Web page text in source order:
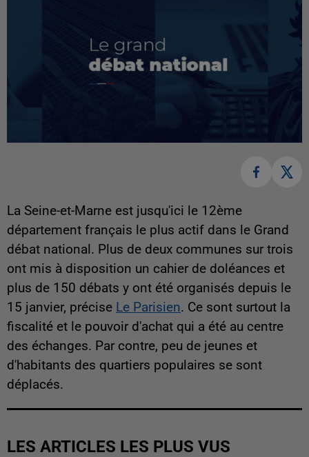
La Seine-et-Marne est jusqu'ici le 12ème
département français le plus actif dans le Grand
débat national. Plus de deux communes sur trois
ont mis à disposition un cahier de doléances et
plus de 150 débats y ont été organisés depuis le
15 janvier, précise Le Parisien. Ce sont surtout la
fiscalité et le pouvoir d'achat qui a été au centre
des échanges. Par contre, peu de jeunes et
d'habitants des quartiers populaires se sont
déplacés.
LES ARTICLES LES PLUS VUS